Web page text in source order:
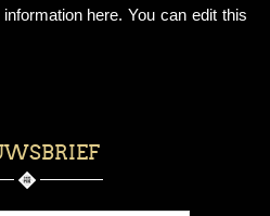
here. You can edit this